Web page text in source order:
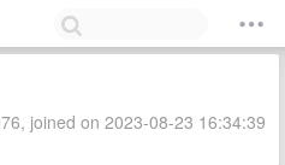
joined on 2023-08-23 16:34:39